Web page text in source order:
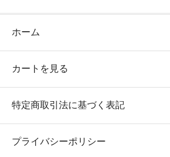
ホーム
カートを見る
特定商取引法に基づく表記
プライバシーポリシー